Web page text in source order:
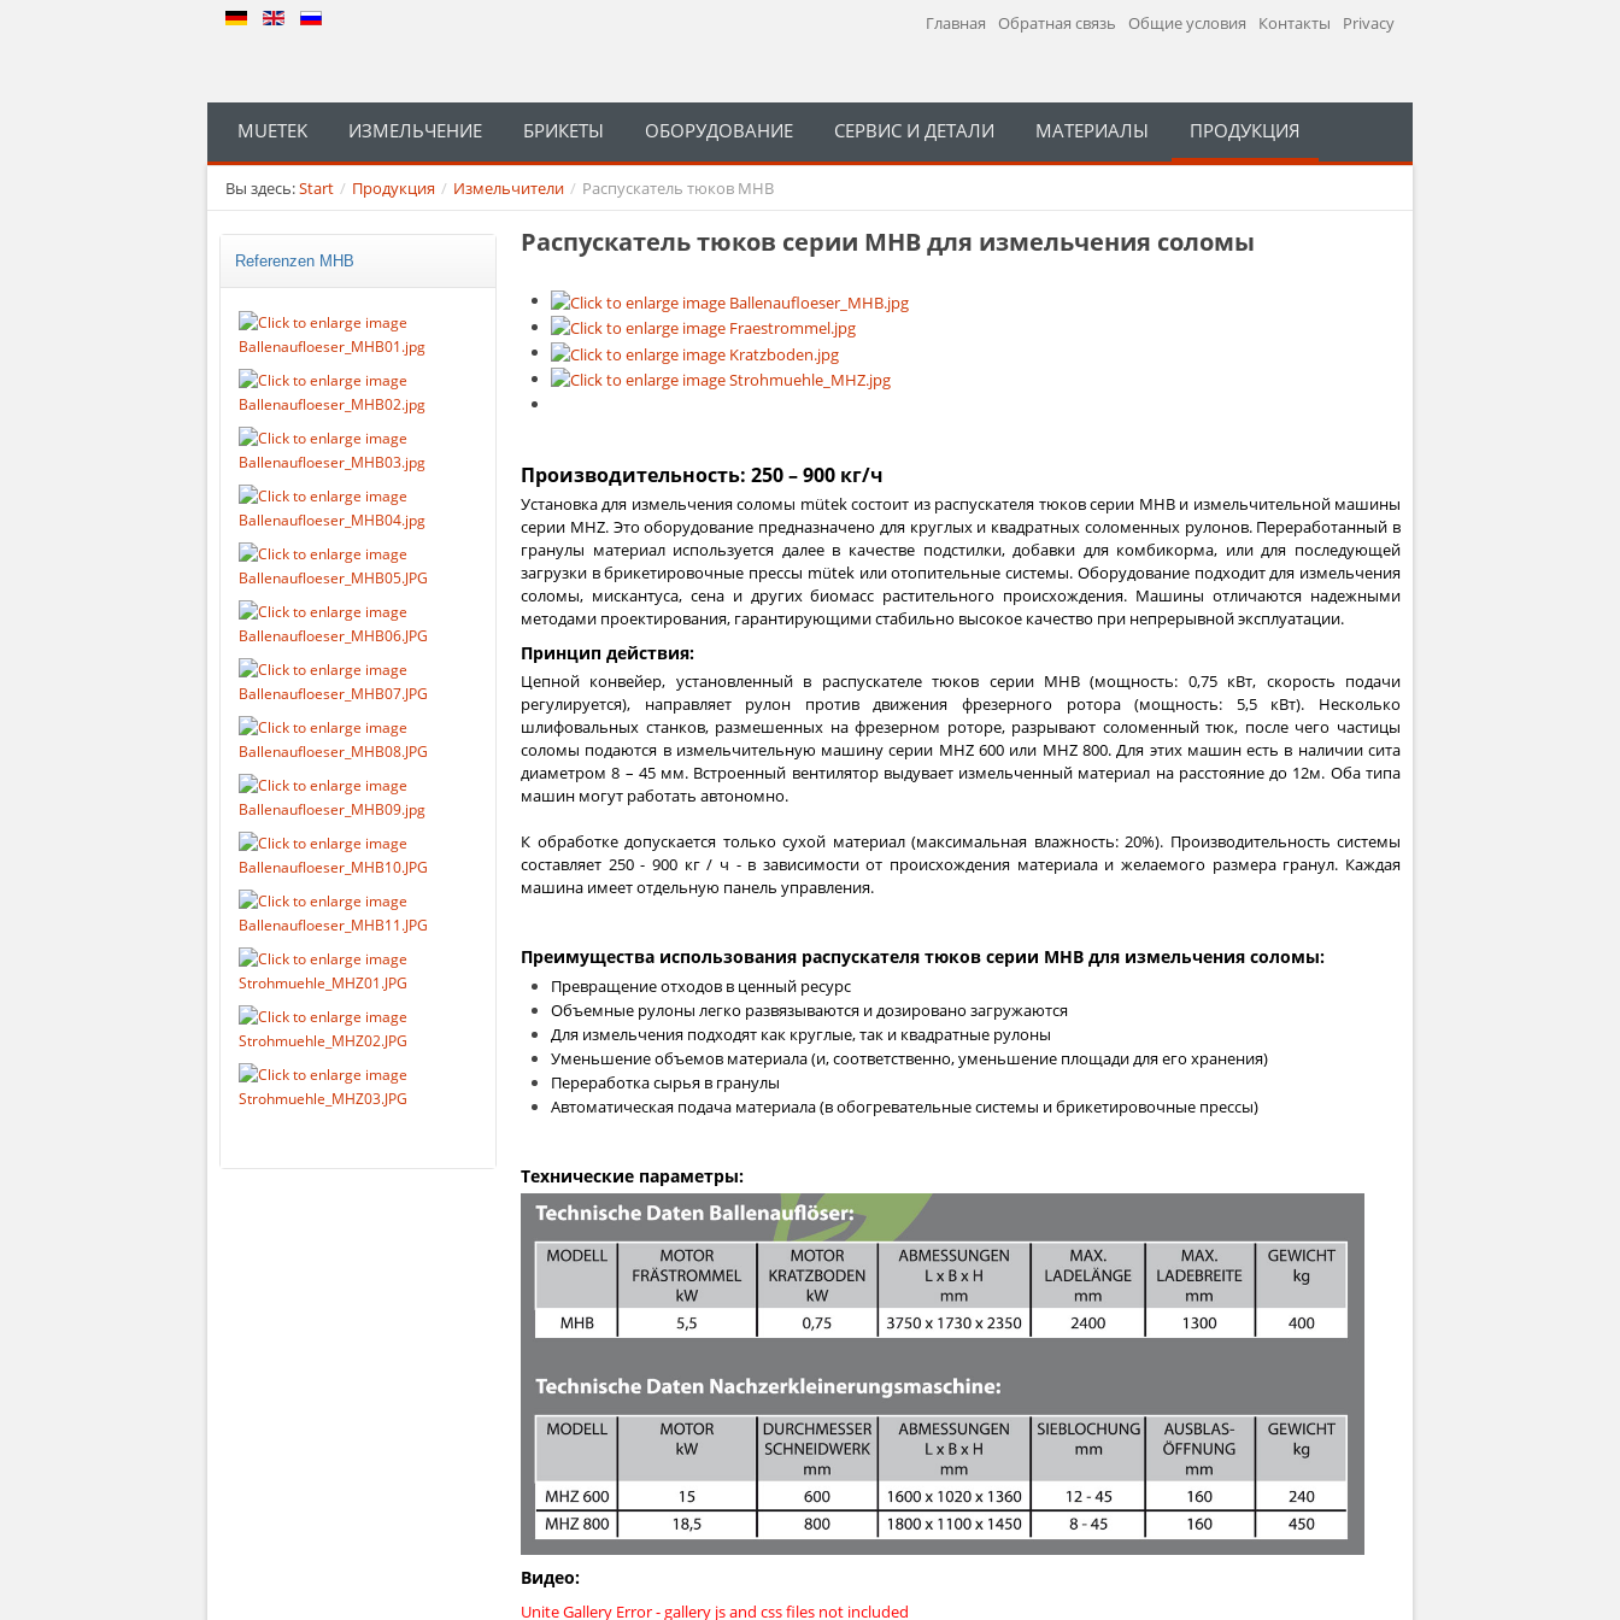
Главная Обратная связь Общие условия Контакты Privacy
MUETEK ИЗМЕЛЬЧЕНИЕ БРИКЕТЫ ОБОРУДОВАНИЕ СЕРВИС И ДЕТАЛИ МАТЕРИАЛЫ ПРОДУКЦИЯ
Вы здесь:Start / Продукция / Измельчители / Распускатель тюков MHB
Referenzen MHB
Распускатель тюков серии MHB для измельчения соломы
Производительность: 250 – 900 кг/ч
Установка для измельчения соломы mütek состоит из распускателя тюков серии MHB и измельчительной машины
серии MHZ. Это оборудование предназначено для круглых и квадратных соломенных рулонов. Переработанный в
гранулы материал используется далее в качестве подстилки, добавки для комбикорма, или для последующей
загрузки в брикетировочные прессы mütek или отопительные системы. Оборудование подходит для измельчения
соломы, мискантуса, сена и других биомасс растительного происхождения. Машины отличаются надежными
методами проектирования, гарантирующими стабильно высокое качество при непрерывной эксплуатации.
Принцип действия:
Цепной конвейер, установленный в распускателе тюков серии MHB (мощность: 0,75 кВт, скорость подачи
регулируется), направляет рулон против движения фрезерного ротора (мощность: 5,5 кВт). Несколько
шлифовальных станков, размешенных на фрезерном роторе, разрывают соломенный тюк, после чего частицы
соломы подаются в измельчительную машину серии MHZ 600 или MHZ 800. Для этих машин есть в наличии сита
диаметром 8 – 45 мм. Встроенный вентилятор выдувает измельченный материал на расстояние до 12м. Оба типа
машин могут работать автономно.
К обработке допускается только сухой материал (максимальная влажность: 20%). Производительность системы
составляет 250 - 900 кг / ч - в зависимости от происхождения материала и желаемого размера гранул. Каждая
машина имеет отдельную панель управления.
Преимущества использования распускателя тюков серии MHB для измельчения соломы:
Превращение отходов в ценный ресурс
Объемные рулоны легко развязываются и дозировано загружаются
Для измельчения подходят как круглые, так и квадратные рулоны
Уменьшение объемов материала (и, соответственно, уменьшение площади для его хранения)
Переработка сырья в гранулы
Автоматическая подача материала (в обогревательные системы и брикетировочные прессы)
Технические параметры:
Видео:
Unite Gallery Error - gallery js and css files not included